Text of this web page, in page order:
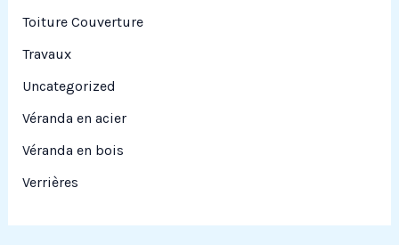
Toiture Couverture
Travaux
Uncategorized
Véranda en acier
Véranda en bois
Verrières